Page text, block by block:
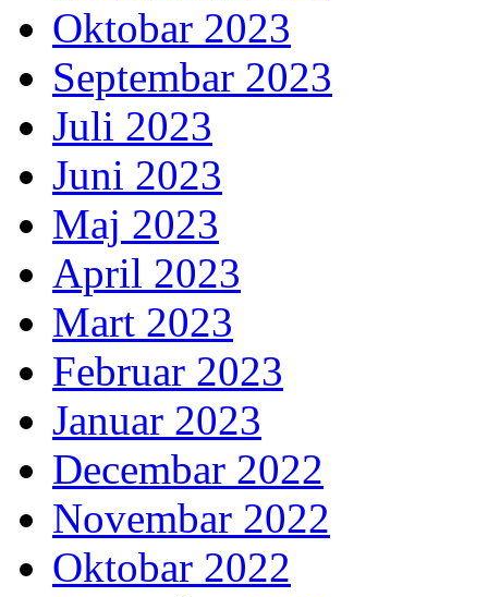
Oktobar 2023
Septembar 2023
Juli 2023
Juni 2023
Maj 2023
April 2023
Mart 2023
Februar 2023
Januar 2023
Decembar 2022
Novembar 2022
Oktobar 2022